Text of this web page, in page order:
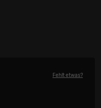
Fehlt etwas?